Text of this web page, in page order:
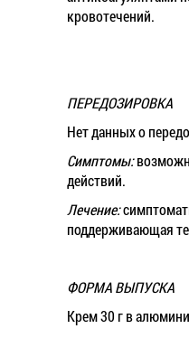
кровотечений.
ПЕРЕДОЗИРОВКА
Нет данных о
Симптомы:
действий.
Лечение:
поддерживающая
ФОРМА ВЫПУСКА
Крем 30 г в